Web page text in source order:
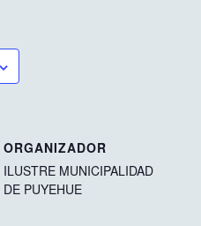
ORGANIZADOR
ILUSTRE MUNICIPALIDAD
DE PUYEHUE